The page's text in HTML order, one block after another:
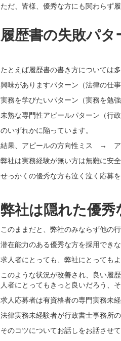
ただ、皆様、優秀な方にも関わらず
履歴書の失敗パ
たとえば履歴書の書き方については多
興味がありますパターン（法律の仕
実務を学びたいパターン（実務を勉
未熟な専門性アピールパターン（行
のいずれかに陥っています。
結果、アピールの方向性ミス → ア
弊社は実務経験が無い方は無難に安
せっかくの優秀な方も泣く泣く応募
弊社は隠れた優秀
このままだと、弊社のみならず他の
潜在能力のある優秀な方を採用できな
求人者にとっても、弊社にとっても
このような状況が改善され、良い履
人者にとってもきっと良いだろう、
求人応募者は有資格者の専門実務未
法律実務未経験者が行政書士事務所
そのコツについてお話しをお話させ